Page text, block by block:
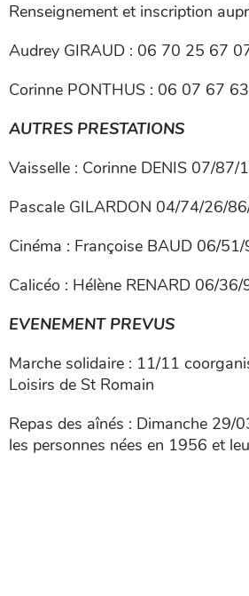
Renseignement et inscription
Audrey GIRAUD : 06 70 25 67
Corinne PONTHUS : 06 07 67
AUTRES PRESTATIONS
Vaisselle : Corinne DENIS 07/87/
Pascale GILARDON 04/74/26/
Cinéma : Françoise BAUD 06/
Calicéo : Hélène RENARD 06/
EVENEMENT PREVUS
Marche solidaire : 11/11
Loisirs de St Romain
Repas des aînés : Dimanche 29/
les personnes nées en 1956 et